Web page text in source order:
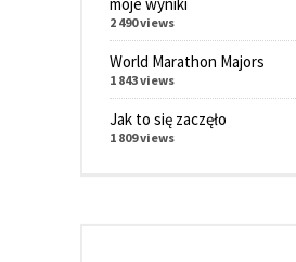
2 490 views
World Marathon Majors
1 843 views
Jak to się zaczęło
1 809 views